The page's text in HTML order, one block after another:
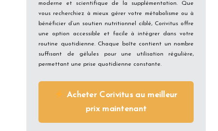
moderne et scientifique de la supplémentation. Que
vous recherchiez à mieux gérer votre métabolisme ou à
bénéficier d’un soutien nutritionnel ciblé, Corivitus offre
une option accessible et facile à intégrer dans votre
routine quotidienne. Chaque boîte contient un nombre
suffisant de gélules pour une utilisation régulière,
permettant une prise quotidienne constante.
Acheter Corivitus au meilleur
prix maintenant